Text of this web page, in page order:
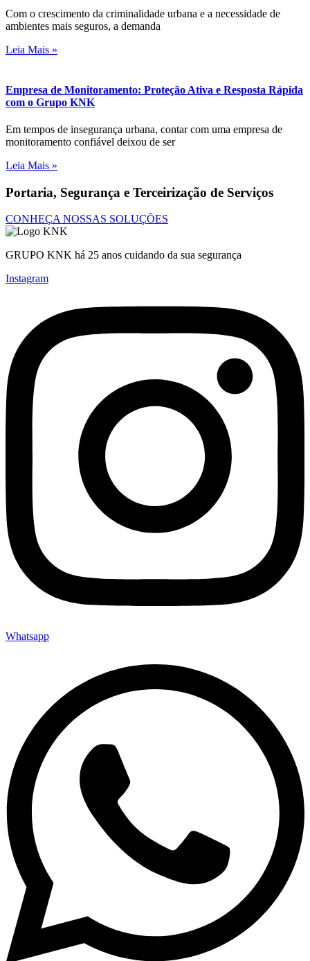
Com o crescimento da criminalidade urbana e a necessidade de
ambientes mais seguros, a demanda
Leia Mais »
Empresa de Monitoramento: Proteção Ativa e Resposta Rápida
com o Grupo KNK
Em tempos de insegurança urbana, contar com uma empresa de
monitoramento confiável deixou de ser
Leia Mais »
Portaria, Segurança e Terceirização de Serviços
CONHEÇA NOSSAS SOLUÇÕES
GRUPO KNK há 25 anos cuidando da sua segurança
Instagram
Whatsapp